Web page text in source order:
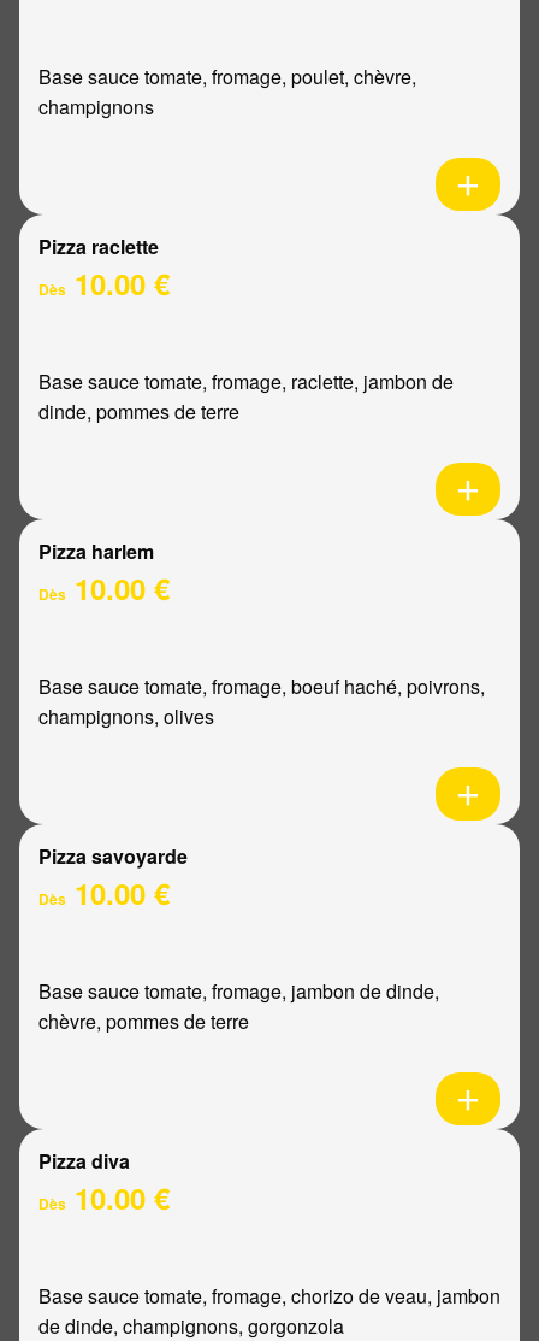
Base sauce tomate, fromage, poulet, chèvre,
champignons
Pizza raclette
Dès 10.00 €
Base sauce tomate, fromage, raclette, jambon de
dinde, pommes de terre
Pizza harlem
Dès 10.00 €
Base sauce tomate, fromage, boeuf haché, poivrons,
champignons, olives
Pizza savoyarde
Dès 10.00 €
Base sauce tomate, fromage, jambon de dinde,
chèvre, pommes de terre
Pizza diva
Dès 10.00 €
Base sauce tomate, fromage, chorizo de veau, jambon
de dinde, champignons, gorgonzola